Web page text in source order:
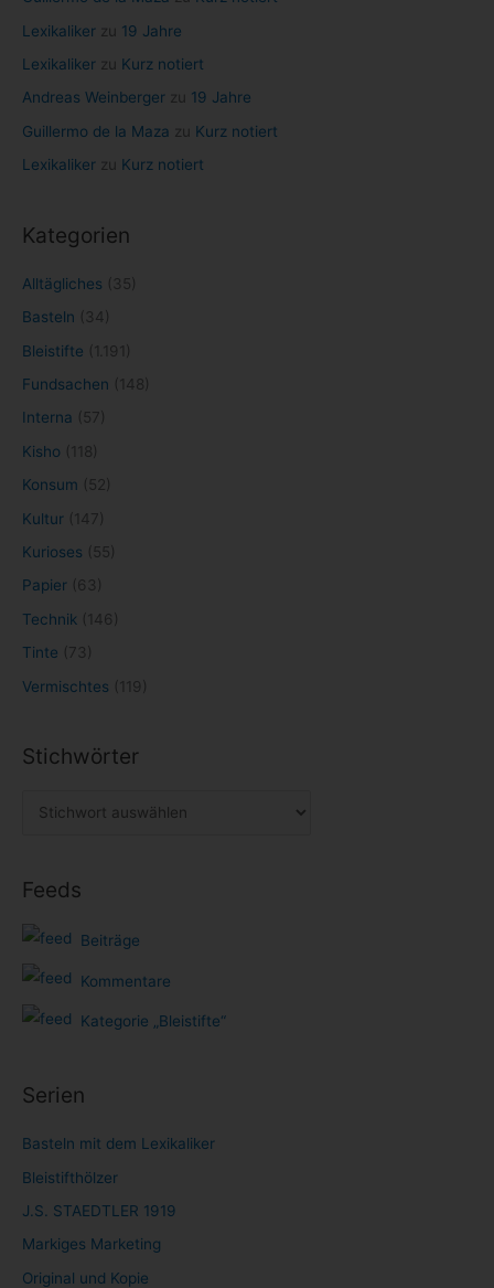
Lexikaliker zu 19 Jahre
Lexikaliker zu Kurz notiert
Andreas Weinberger zu 19 Jahre
Guillermo de la Maza zu Kurz notiert
Lexikaliker zu Kurz notiert
Kategorien
Alltägliches (35)
Basteln (34)
Bleistifte (1.191)
Fundsachen (148)
Interna (57)
Kisho (118)
Konsum (52)
Kultur (147)
Kurioses (55)
Papier (63)
Technik (146)
Tinte (73)
Vermischtes (119)
Stichwörter
Feeds
Beiträge
Kommentare
Kategorie „Bleistifte“
Serien
Basteln mit dem Lexikaliker
Bleistifthölzer
J.S. STAEDTLER 1919
Markiges Marketing
Original und Kopie